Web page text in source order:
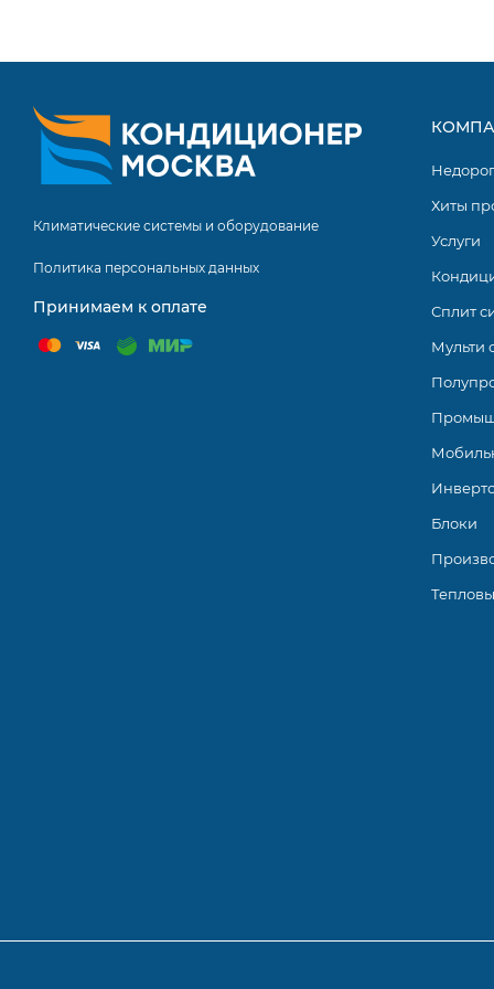
Авторестарт.
Запоминание положения жалюзи.
Модельный ряд Platinum Evolution DC 2025
дизайн делает внутренний блок такой системы
Климатические системы и оборудование
Политика персональных данных
Принимаем к оплате
Хиты
Услуги
Сплит
Мульти
Блоки